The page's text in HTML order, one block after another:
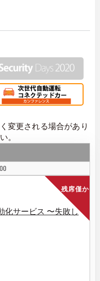
変更される場合があり
。
残席僅か
化サービス 〜失敗し